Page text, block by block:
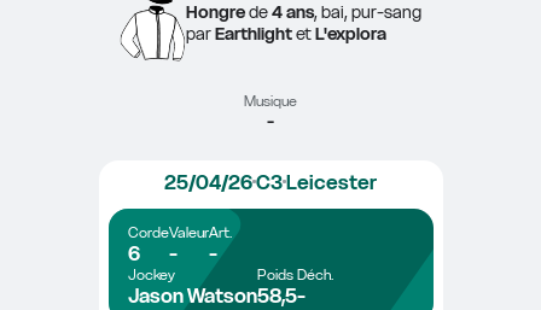
Hongre de 4 ans, bai, pur-sang
par Earthlight et L'explora
Musique
-
25/04/26C3Leicester
Corde
6
Valeur
-
Art.
-
Jockey
Jason Watson
Poids
58,5
Déch.
-